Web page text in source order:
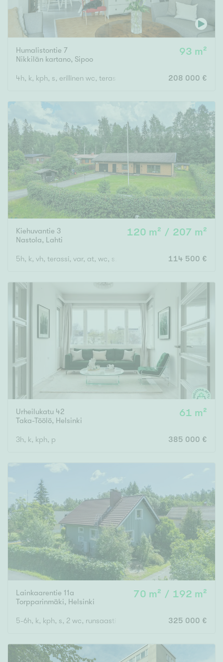
Humalistontie 7
Nikkilän kartano, Sipoo
93 m²
4h, k, kph, s, erillinen wc, terassi 208 000 €
Kiehuvantie 3
Nastola, Lahti
120 m² / 207 m²
5h, k, vh, terassi, var, at, wc, s,ulkovarasto, leikkimökki
114 500 €
Urheilukatu 42
Taka-Töölö, Helsinki
61 m²
3h, k, kph, p 385 000 €
Lainkaarentie 11a
Torpparinmäki, Helsinki
70 m² / 192 m²
5-6h, k, kph, s, 2 wc, runsaasti varastotilaa 325 000 €